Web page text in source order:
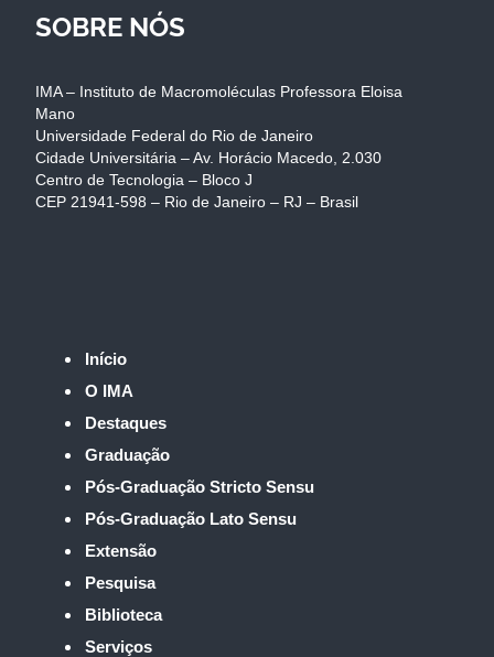
SOBRE NÓS
IMA – Instituto de Macromoléculas Professora Eloisa
Mano
Universidade Federal do Rio de Janeiro
Cidade Universitária – Av. Horácio Macedo, 2.030
Centro de Tecnologia – Bloco J
CEP 21941-598 – Rio de Janeiro – RJ – Brasil
Início
O IMA
Destaques
Graduação
Pós-Graduação Stricto Sensu
Pós-Graduação Lato Sensu
Extensão
Pesquisa
Biblioteca
Serviços